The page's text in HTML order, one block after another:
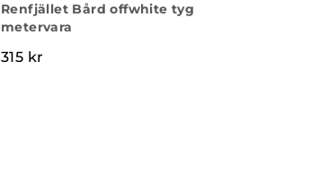
Renfjället Bård offwhite tyg
metervara
315 kr